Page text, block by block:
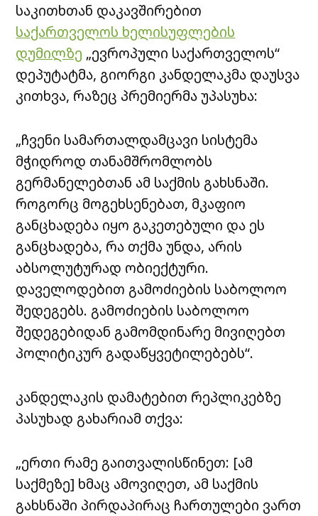
საკითხთან დაკავშირებით
საქართველოს ხელისუფლების
დუმილზე „ევროპული საქართველოს“
დეპუტატმა, გიორგი კანდელაკმა დაუსვა
კითხვა, რაზეც პრემიერმა უპასუხა:
„ჩვენი სამართალდამცავი სისტემა
მჭიდროდ თანამშრომლობს
გერმანელებთან ამ საქმის გახსნაში.
როგორც მოგეხსენებათ, მკაფიო
განცხადება იყო გაკეთებული და ეს
განცხადება, რა თქმა უნდა, არის
აბსოლუტურად ობიექტური.
დაველოდებით გამოძიების საბოლოო
შედეგებს. გამოძიების საბოლოო
შედეგებიდან გამომდინარე მივიღებთ
პოლიტიკურ გადაწყვეტილებებს“.
კანდელაკის დამატებით რეპლიკებზე
პასუხად გახარიამ თქვა:
„ერთი რამე გაითვალისწინეთ: [ამ
საქმეზე] ხმაც ამოვიღეთ, ამ საქმის
გახსნაში პირდაპირაც ჩართულები ვართ